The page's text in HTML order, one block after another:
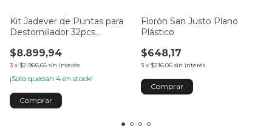
Kit Jadever de Puntas para
Destornillador 32pcs
$8.899,94
3 x $2.966,65 sin interés
¡Solo quedan 4 en stock!
Florón San Justo Plano
Plástico
$648,17
3 x $216,06 sin interés